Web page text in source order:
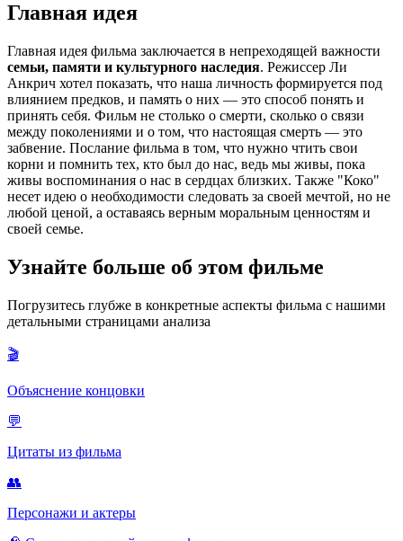
Главная идея
Главная идея фильма заключается в непреходящей важности
семьи, памяти и культурного наследия. Режиссер Ли
Анкрич хотел показать, что наша личность формируется под
влиянием предков, и память о них — это способ понять и
принять себя. Фильм не столько о смерти, сколько о связи
между поколениями и о том, что настоящая смерть — это
забвение. Послание фильма в том, что нужно чтить свои
корни и помнить тех, кто был до нас, ведь мы живы, пока
живы воспоминания о нас в сердцах близких. Также "Коко"
несет идею о необходимости следовать за своей мечтой, но не
любой ценой, а оставаясь верным моральным ценностям и
своей семье.
Узнайте больше об этом фильме
Погрузитесь глубже в конкретные аспекты фильма с нашими
детальными страницами анализа
🎬
Объяснение концовки
💬
Цитаты из фильма
👥
Персонажи и актеры